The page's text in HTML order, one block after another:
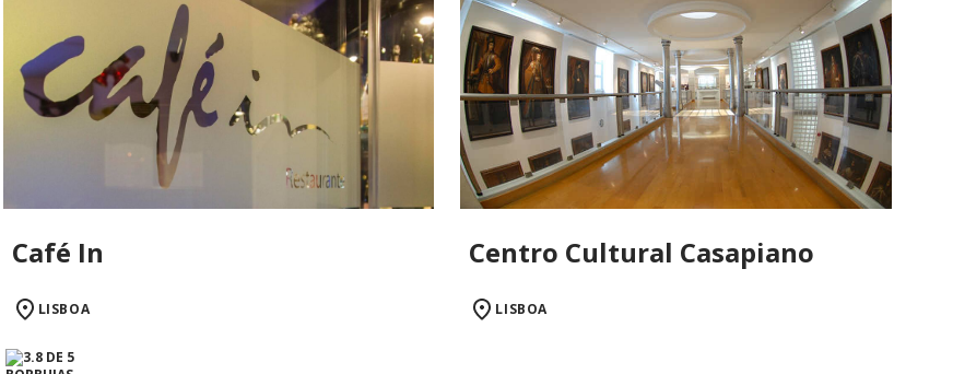
Café In
LISBOA
Centro Cultural Casapiano
LISBOA